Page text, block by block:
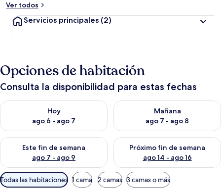
Ver todos
Servicios principales (2)
Opciones de habitación
Consulta la disponibilidad para estas fechas
Hoy
ago 6 - ago 7
Consulta la disponibilidad para hoy ago 6 - ago 7
Mañana
ago 7 - ago 8
Consulta la disponibilidad
Este fin de semana
ago 7 - ago 9
Consulta la disponibilidad para este fin de semana ago 7 -
Próximo fin de semana
ago 14 - ago 16
Consulta la disponibilidad
Filtros
disponibles
Todas las habitaciones 1 cama 2 camas 3 camas o más